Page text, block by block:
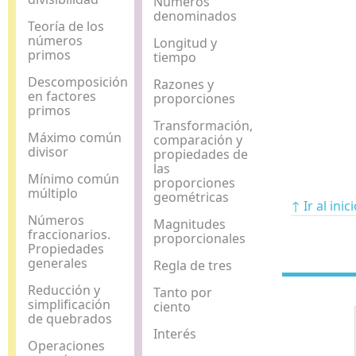
Teoría de los
números
primos
Descomposición
en factores
primos
Máximo común
divisor
Mínimo común
múltiplo
Números
fraccionarios.
Propiedades
generales
Reducción y
simplificación
de quebrados
Operaciones
denominados
Longitud y
tiempo
Razones y
proporciones
Transformación,
comparación y
propiedades de
las
proporciones
geométricas
Magnitudes
proporcionales
Regla de tres
Tanto por
ciento
Interés
↑ Ir al